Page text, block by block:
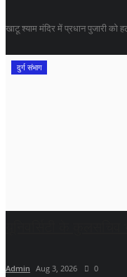
खाटू श्याम मंदिर में प्रधान पुजारी को
दुर्ग संभाग
Admin Aug 3, 2026 0